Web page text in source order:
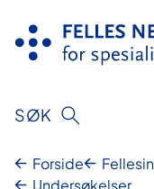
innhold
SØK
Forside
Undersøkelser